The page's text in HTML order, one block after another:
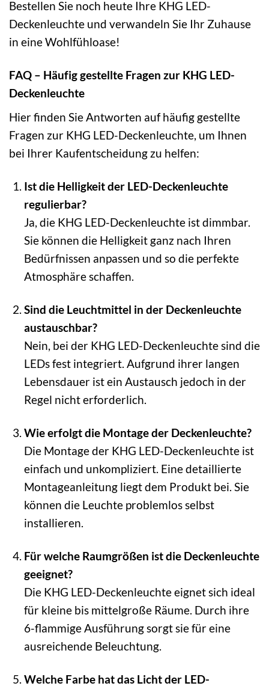
Bestellen Sie noch heute Ihre KHG LED-
Deckenleuchte und verwandeln Sie Ihr Zuhause
in eine Wohlfühloase!
FAQ – Häufig gestellte Fragen zur KHG LED-
Deckenleuchte
Hier finden Sie Antworten auf häufig gestellte
Fragen zur KHG LED-Deckenleuchte, um Ihnen
bei Ihrer Kaufentscheidung zu helfen:
Ist die Helligkeit der LED-Deckenleuchte
regulierbar?
Ja, die KHG LED-Deckenleuchte ist dimmbar.
Sie können die Helligkeit ganz nach Ihren
Bedürfnissen anpassen und so die perfekte
Atmosphäre schaffen.
Sind die Leuchtmittel in der Deckenleuchte
austauschbar?
Nein, bei der KHG LED-Deckenleuchte sind die
LEDs fest integriert. Aufgrund ihrer langen
Lebensdauer ist ein Austausch jedoch in der
Regel nicht erforderlich.
Wie erfolgt die Montage der Deckenleuchte?
Die Montage der KHG LED-Deckenleuchte ist
einfach und unkompliziert. Eine detaillierte
Montageanleitung liegt dem Produkt bei. Sie
können die Leuchte problemlos selbst
installieren.
Für welche Raumgrößen ist die Deckenleuchte
geeignet?
Die KHG LED-Deckenleuchte eignet sich ideal
für kleine bis mittelgroße Räume. Durch ihre
6-flammige Ausführung sorgt sie für eine
ausreichende Beleuchtung.
Welche Farbe hat das Licht der LED-